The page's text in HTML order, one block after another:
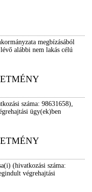
megbízásából
alábbi nem lakás célú
száma: 98631658),
ügy(ek)ben
(hivatkozási száma:
végrehajtási